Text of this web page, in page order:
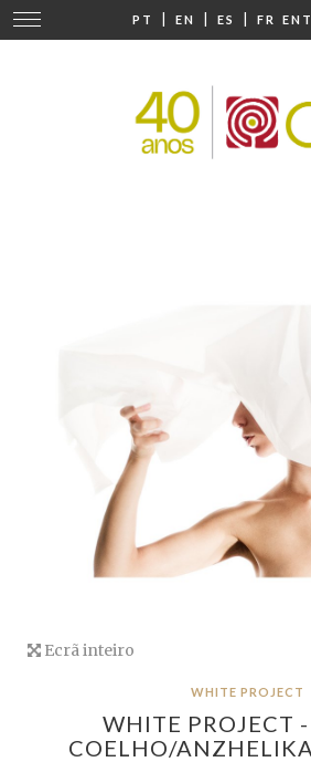
PT | EN | ES | FR
Mudar
navegação
Ecrã inteiro
WHITE PROJECT
WHITE PROJECT
COELHO/